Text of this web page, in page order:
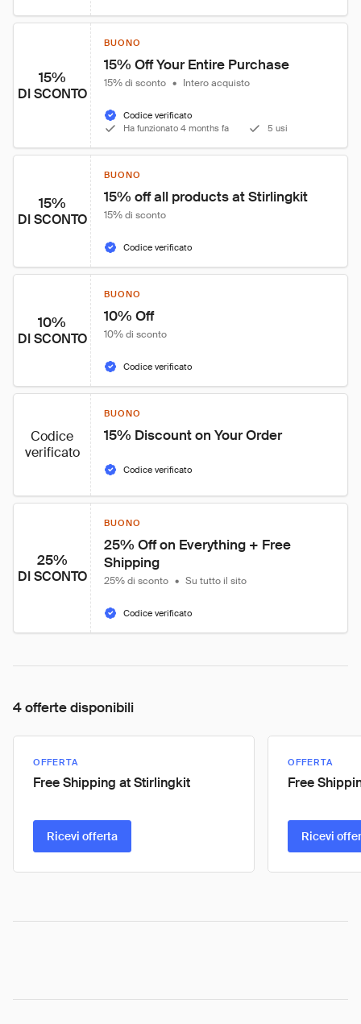
15%
DI SCONTO
BUONO
15% Off Your Entire Purchase
15% di sconto • Intero acquisto
Codice verificato
Ha funzionato 4 months fa
5 usi
15%
DI SCONTO
BUONO
15% off all products at Stirlingkit
15% di sconto
Codice verificato
10%
DI SCONTO
BUONO
10% Off
10% di sconto
Codice verificato
Codice
verificato
BUONO
15% Discount on Your Order
Codice verificato
25%
DI SCONTO
BUONO
25% Off on Everything + Free
Shipping
25% di sconto • Su tutto il sito
Codice verificato
4 offerte disponibili
OFFERTA
Free Shipping at Stirlingkit
Ricevi offerta
OFFERTA
Free
Ricevi